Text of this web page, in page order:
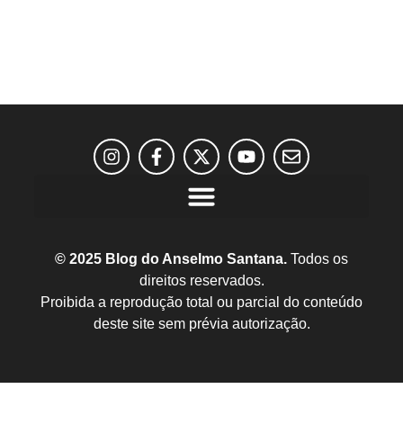
© 2025 Blog do Anselmo Santana. Todos os
direitos reservados.
Proibida a reprodução total ou parcial do conteúdo
deste site sem prévia autorização.